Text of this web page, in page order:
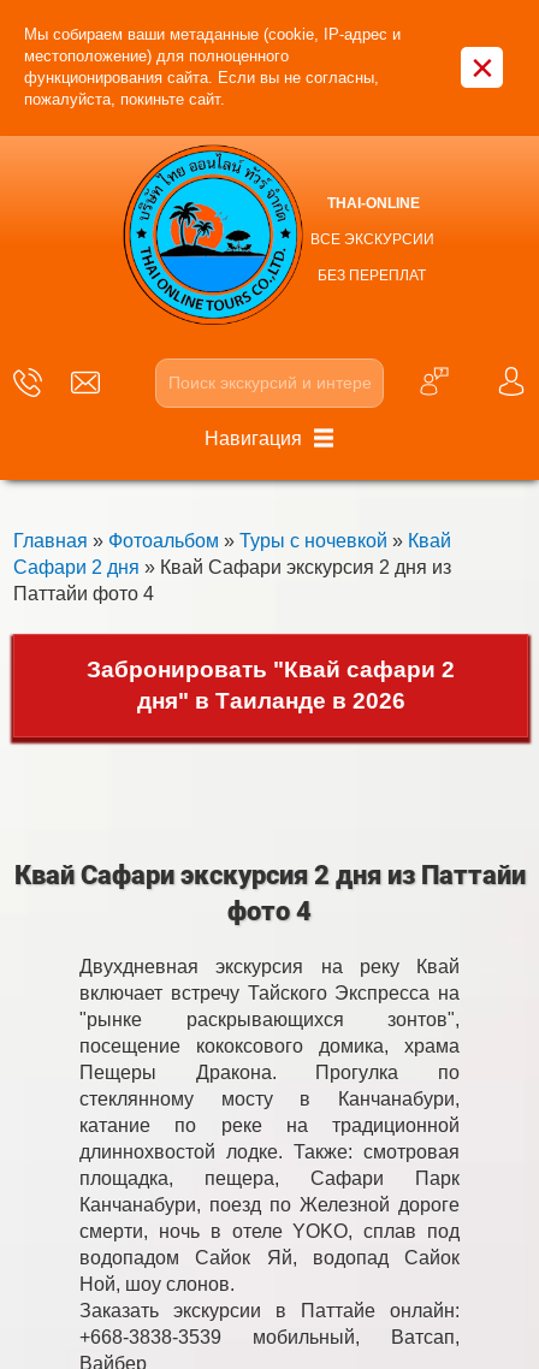
Мы собираем ваши метаданные (cookie, IP-адрес и
местоположение) для полноценного
функционирования сайта. Если вы не согласны,
пожалуйста, покиньте сайт.
×
THAI-ONLINE
ВСЕ ЭКСКУРСИИ
БЕЗ ПЕРЕПЛАТ
Навигация
Главная » Фотоальбом » Туры с ночевкой » Квай
Сафари 2 дня » Квай Сафари экскурсия 2 дня из
Паттайи фото 4
Забронировать "Квай сафари 2
дня" в Таиланде в 2026
Квай Сафари экскурсия 2 дня из Паттайи
фото 4
Двухдневная экскурсия на реку Квай
включает встречу Тайского Экспресса на
"рынке раскрывающихся зонтов",
посещение кококсового домика, храма
Пещеры Дракона. Прогулка по
стеклянному мосту в Канчанабури,
катание по реке на традиционной
длиннохвостой лодке. Также: смотровая
площадка, пещера, Сафари Парк
Канчанабури, поезд по Железной дороге
смерти, ночь в отеле YOKO, сплав под
водопадом Сайок Яй, водопад Сайок
Ной, шоу слонов.
Заказать экскурсии в Паттайе онлайн:
+668-3838-3539 мобильный, Ватсап,
Вайбер